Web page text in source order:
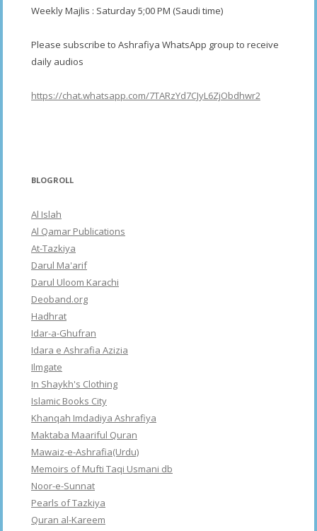
Weekly Majlis : Saturday 5;00 PM (Saudi time)
Please subscribe to Ashrafiya WhatsApp group to receive
daily audios
https://chat.whatsapp.com/7TARzYd7CJyL6ZjObdhwr2
BLOGROLL
Al Islah
Al Qamar Publications
At-Tazkiya
Darul Ma'arif
Darul Uloom Karachi
Deoband.org
Hadhrat
Idar-a-Ghufran
Idara e Ashrafia Azizia
Ilmgate
In Shaykh's Clothing
Islamic Books City
Khanqah Imdadiya Ashrafiya
Maktaba Maariful Quran
Mawaiz-e-Ashrafia(Urdu)
Memoirs of Mufti Taqi Usmani db
Noor-e-Sunnat
Pearls of Tazkiya
Quran al-Kareem